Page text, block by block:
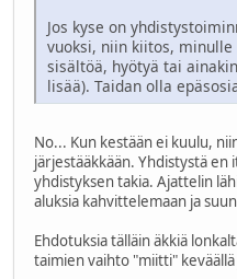
Jos kyse on
vuoksi, niin kiitos,
sisältöä, hyötyä tai
lisää). Taidan olla
No... Kun kestään ei kuulu,
järjestääkkään. Yhdistystä en
yhdistyksen takia. Ajattelin
aluksia kahvittelemaan ja
Ehdotuksia tälläin äkkiä
taimien vaihto "miitti"